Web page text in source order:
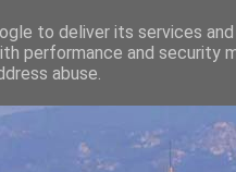
to deliver its services
performance and
abuse.